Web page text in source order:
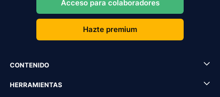
Acceso para colaboradores
Hazte premium
CONTENIDO
HERRAMIENTAS